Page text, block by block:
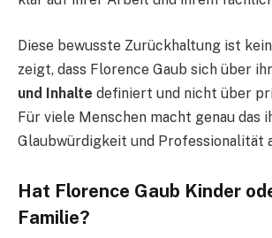
Diese bewusste Zurückhaltung ist
zeigt, dass Florence Gaub sich über
und Inhalte definiert und nicht über
Für viele Menschen macht genau das
Glaubwürdigkeit und Professionalität
Hat Florence Gaub Kinder
Familie?